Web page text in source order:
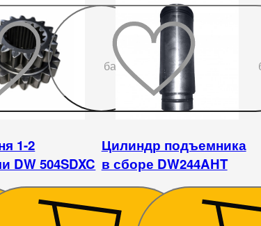
бажаного
1-2
DW 504SDXC
Цилиндр подъемника
в сборе DW244AHT